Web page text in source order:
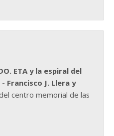
ETA y la espiral del
Francisco J. Llera y
centro memorial de las